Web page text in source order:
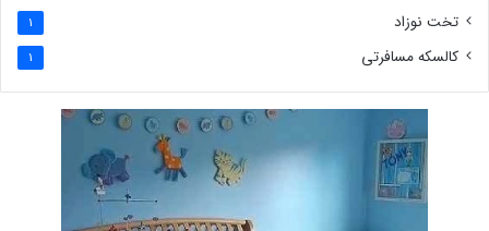
تخت نوزاد 1
کالسکه مسافرتی 1